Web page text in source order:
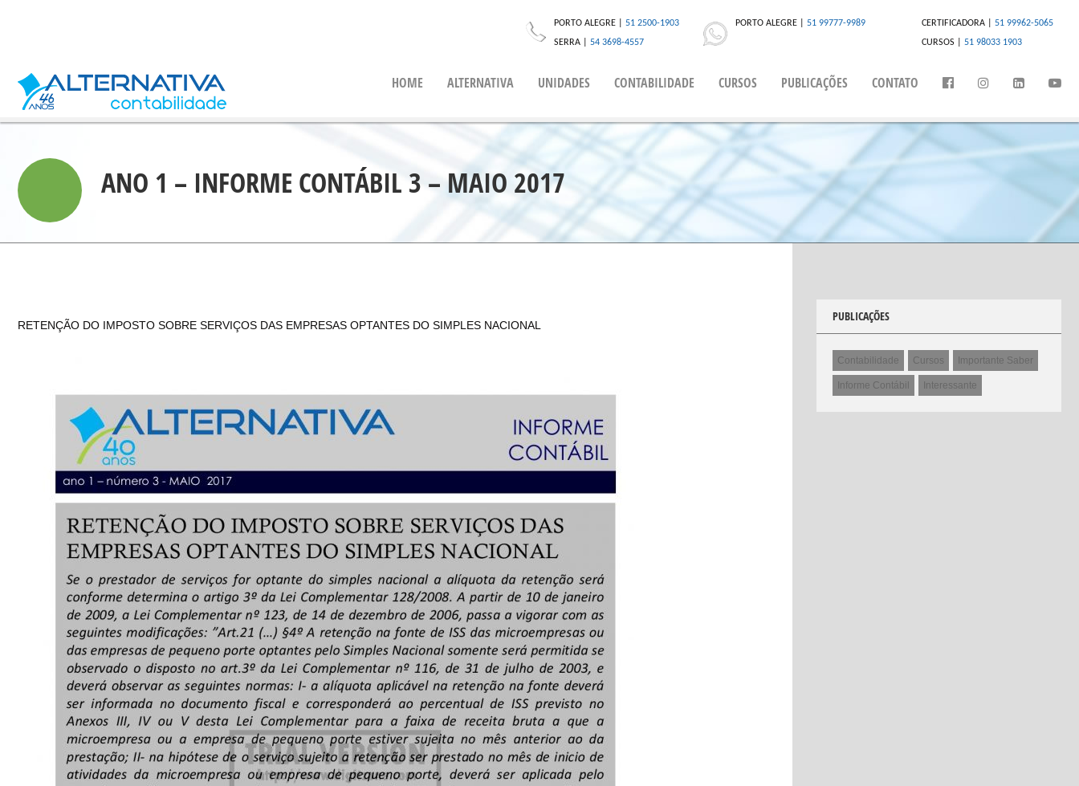
CERTIFICADORA | 51 99962-5065
CURSOS | 51 98033 1903
PORTO ALEGRE | 51 99777-9989
PORTO ALEGRE | 51 2500-1903
SERRA | 54 3698-4557
HOME ALTERNATIVA UNIDADES CONTABILIDADE CURSOS PUBLICAÇÕES CONTATO
ANO 1 – INFORME CONTÁBIL 3 – MAIO 2017
RETENÇÃO DO IMPOSTO SOBRE SERVIÇOS DAS EMPRESAS OPTANTES DO SIMPLES NACIONAL
PUBLICAÇÕES
Contabilidade Cursos Importante Saber
Informe Contábil Interessante